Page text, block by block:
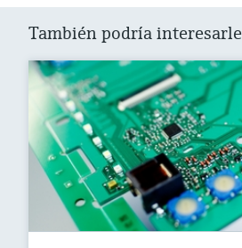
También podría interesarle